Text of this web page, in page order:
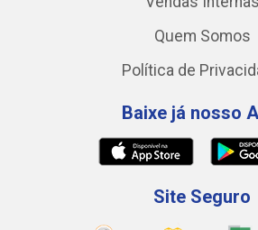
Quem Somos
Política de
Baixe já nosso
Site Seguro